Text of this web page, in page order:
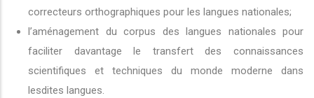
correcteurs orthographiques pour les langues nationales;
l’aménagement du corpus des langues nationales pour
faciliter davantage le transfert des connaissances
scientifiques et techniques du monde moderne dans
lesdites langues.